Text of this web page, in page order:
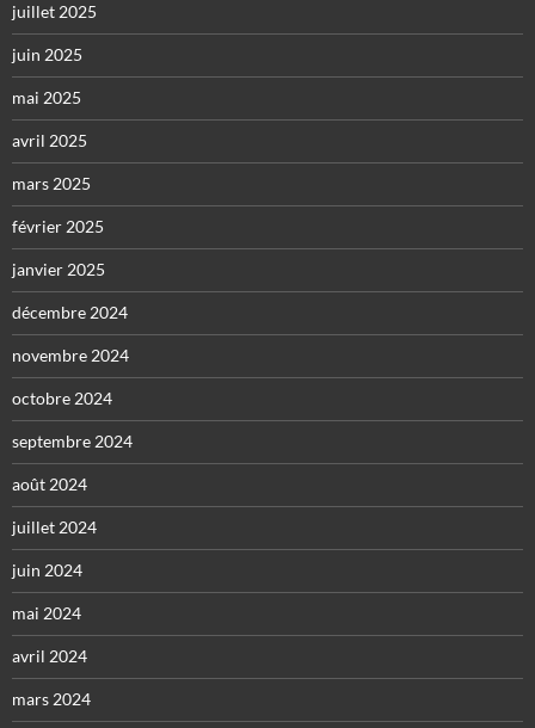
juillet 2025
juin 2025
mai 2025
avril 2025
mars 2025
février 2025
janvier 2025
décembre 2024
novembre 2024
octobre 2024
septembre 2024
août 2024
juillet 2024
juin 2024
mai 2024
avril 2024
mars 2024